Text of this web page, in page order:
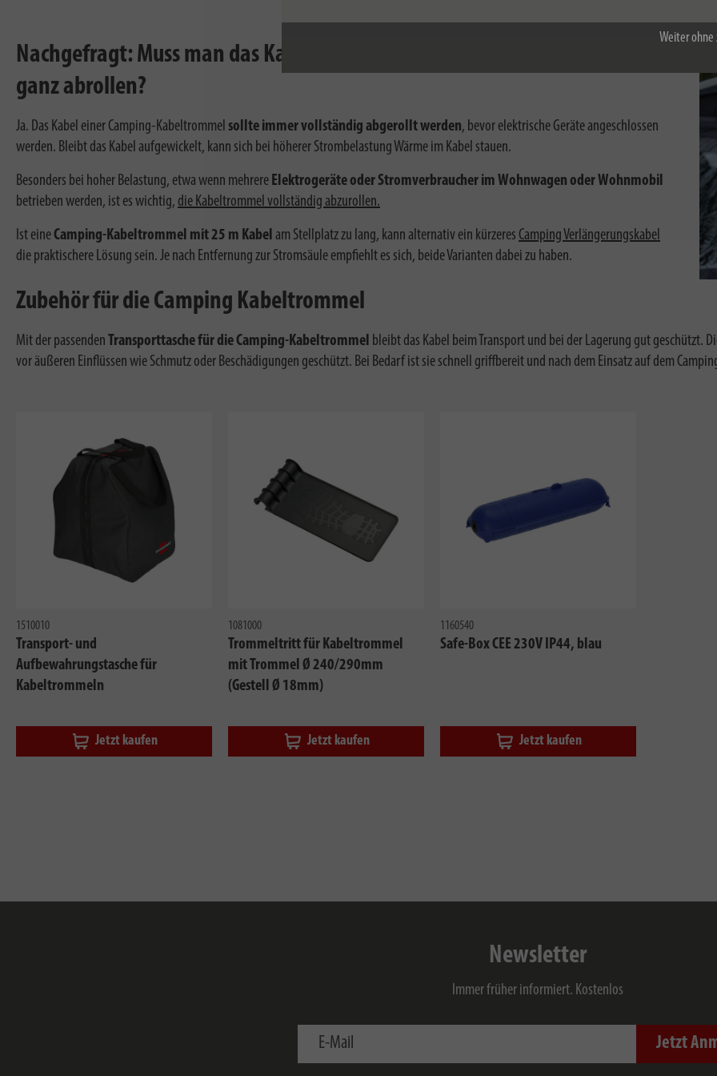
Weiter
Nachgefragt: Muss man das Kabel der Camping Kabeltrommel immer
ganz abrollen?
Ja. Das Kabel einer Camping-Kabeltrommel sollte immer vollständig abgerollt werden, bevor elektrische Geräte angeschlossen
werden. Bleibt das Kabel aufgewickelt, kann sich bei höherer Strombelastung Wärme im Kabel stauen.
Besonders bei hoher Belastung, etwa wenn mehrere Elektrogeräte oder Stromverbraucher im Wohnwagen oder Wohnmobil
betrieben werden, ist es wichtig, die Kabeltrommel vollständig abzurollen.
Ist eineCamping-Kabeltrommel mit 25 m Kabel am Stellplatz zu lang, kann alternativ ein kürzeres Camping Verlängerungskabel
die praktischere Lösung sein. Je nach Entfernung zur Stromsäule empfiehlt es sich, beide Varianten dabei zu haben.
Zubehör für die Camping Kabeltrommel
Mit der passenden Transporttasche für die Camping-Kabeltrommel bleibt das Kabel beim Transport und bei der Lagerung gut geschützt.
vor äußeren Einflüssen wie Schmutz oder Beschädigungen geschützt. Bei Bedarf ist sie schnell griffbereit und nach dem Einsatz auf dem
1510010
Transport- und
Aufbewahrungstasche für
Kabeltrommeln
Jetzt kaufen
1081000
Trommeltritt für Kabeltrommel
mit Trommel Ø 240/290mm
(Gestell Ø 18mm)
Jetzt kaufen
1160540
Safe-Box CEE 230V IP44, blau
Jetzt kaufen
Newsletter
Immer früher informiert. Kostenlos
E-Mail Jetzt